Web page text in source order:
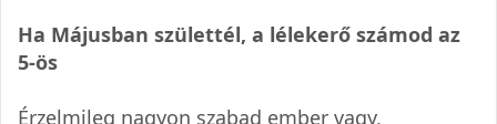
Ha Májusban születtél, a lélekerő számod az
5-ös
Érzelmileg nagyon szabad ember vagy,